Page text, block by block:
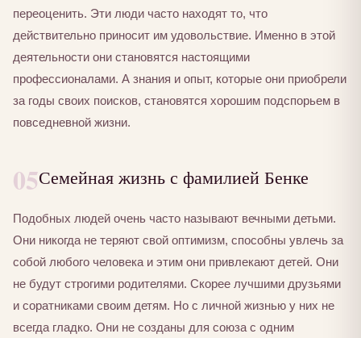
переоценить. Эти люди часто находят то, что
действительно приносит им удовольствие. Именно в этой
деятельности они становятся настоящими
профессионалами. А знания и опыт, которые они приобрели
за годы своих поисков, становятся хорошим подспорьем в
повседневной жизни.
05Семейная жизнь с фамилией Бенке
Подобных людей очень часто называют вечными детьми.
Они никогда не теряют свой оптимизм, способны увлечь за
собой любого человека и этим они привлекают детей. Они
не будут строгими родителями. Скорее лучшими друзьями
и соратниками своим детям. Но с личной жизнью у них не
всегда гладко. Они не созданы для союза с одним